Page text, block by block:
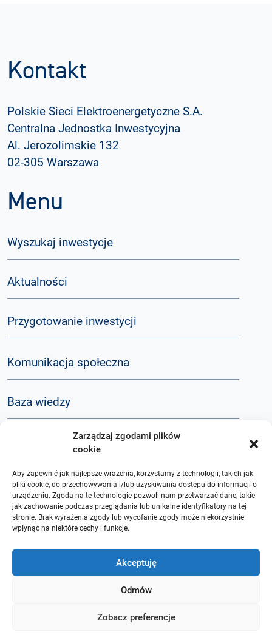
Zarządzaj zgodami plików
cookie
Aby zapewnić jak najlepsze wrażenia, korzystamy z technologii, takich jak
pliki cookie, do przechowywania i/lub uzyskiwania dostępu do informacji o
urządzeniu. Zgoda na te technologie pozwoli nam przetwarzać dane, takie
jak zachowanie podczas przeglądania lub unikalne identyfikatory na tej
stronie. Brak wyrażenia zgody lub wycofanie zgody może niekorzystnie
wpłynąć na niektóre cechy i funkcje.
Akceptuję
Odmów
Zobacz preferencje
Kontakt
Polskie Sieci Elektroenergetyczne S.A.
Centralna Jednostka Inwestycyjna
Al. Jerozolimskie 132
02-305 Warszawa
Menu
Wyszukaj inwestycje
Aktualności
Przygotowanie inwestycji
Komunikacja społeczna
Baza wiedzy
O nas